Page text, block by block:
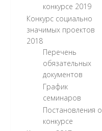
конкурсе 2019
Конкурс социально
значимых проектов
2018
Перечень
обязательных
документов
График
семинаров
Постановления о
конкурсе